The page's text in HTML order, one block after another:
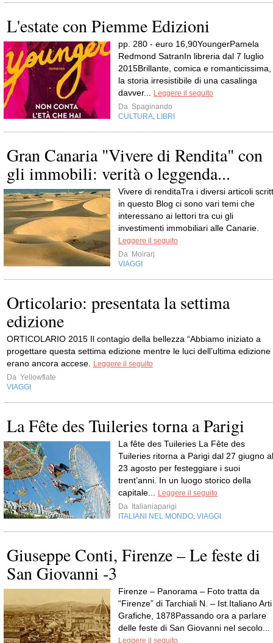
L'estate con Piemme Edizioni
pp. 280 - euro 16,90YoungerPamela
Redmond SatranIn libreria dal 7 luglio
2015Brillante, comica e romanticissima,
la storia irresistibile di una casalinga
davver...
Leggere il seguito
Da Spaginando
CULTURA LIBRI
Gran Canaria "Vivere di Rendita" con
gli immobili: verità o leggenda...
Vivere di renditaTra i diversi articoli
in questo Blog ci sono vari temi che
interessano ai lettori tra cui gli
investimenti immobiliari alle Canarie.
Leggere il seguito
Da Moirarj
VIAGGI
Orticolario: presentata la settima
edizione
ORTICOLARIO 2015 Il contagio della bellezza “Abbiamo iniziato a
progettare questa settima edizione mentre le luci dell’ultima edizione
erano ancora accese.
Leggere il seguito
Da Yellowflate
VIAGGI
La Fête des Tuileries torna a Parigi
La fête des Tuileries La Fête des
Tuileries ritorna a Parigi dal 27 giugno al
23 agosto per festeggiare i suoi
trent’anni. In un luogo storico della
capitale...
Leggere il seguito
Da Italianiaparigi
ITALIANI NEL MONDO VIAGGI
Giuseppe Conti, Firenze – Le feste di
San Giovanni -3
Firenze – Panorama – Foto tratta da
“Firenze” di Tarchiali N. – Ist.Italiano Arti
Grafiche, 1878Passando ora a parlare
delle feste di San Giovanni nel secolo...
Leggere il seguito